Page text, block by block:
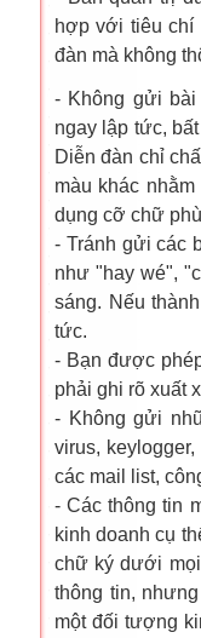
hợp với tiêu chí
đàn mà không
- Không gửi
ngay lập tức,
Diễn đàn chỉ
màu khác
dụng cỡ chữ
- Tránh gửi các
như "hay wé",
sáng. Nếu
tức.
- Bạn được
phải ghi rõ xuất
- Không gửi
virus,
các mail list,
- Các thông tin
kinh doanh cụ
chữ ký dưới
thông tin,
một đối tượng